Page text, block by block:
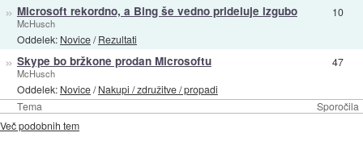
Tema Sporočila
» Microsoft rekordno, a Bing še vedno prideluje izgubo
McHusch
Oddelek: Novice/Rezultati
10
» Skype bo bržkone prodan Microsoftu
McHusch
Oddelek: Novice/Nakupi / združitve / propadi
47
Več podobnih tem